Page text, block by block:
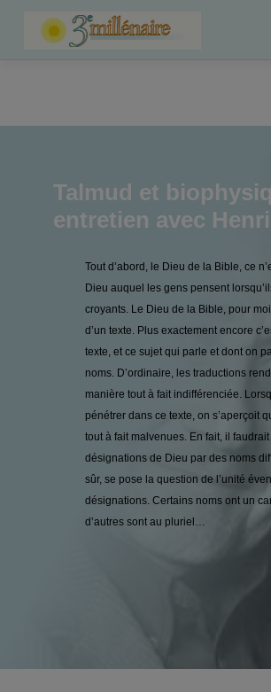
Talmud et
entretien avec
Tout d’abord, le Dieu de la Bible, ce
Dieu auquel les gens pensent
croyants. Le Dieu de la Bible, pour
d’un texte. Plus exactement encore
texte, et ce sujet qui parle et dont on
noms. D’ordinaire, les traductions
manière tout à fait indifférenciée.
pénétrer dans ce texte, on s’aperçoit
tout à fait malvenues. En fait, il
désignations de Dieu par des noms
sûr, se pose la question de l’unité
désignations. Certains noms ont un
d’autres sont au pluriel…